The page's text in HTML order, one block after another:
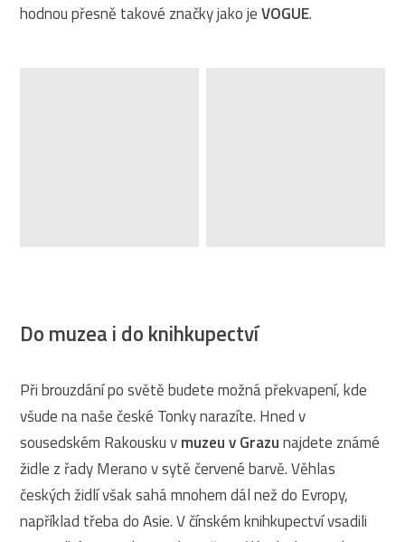
hodnou přesně takové značky jako jeVOGUE.
Do muzea i do knihkupectví
Při brouzdání po světě budete možná překvapení, kde
všude na naše české Tonky narazíte. Hned v
sousedském Rakousku vmuzeu v Grazunajdete známé
židle z řady Merano v sytě červené barvě. Věhlas
českých židlí však sahá mnohem dál než do Evropy,
například třeba do Asie. V čínském knihkupectví vsadili